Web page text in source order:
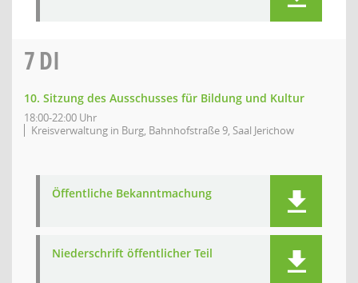
7DI
10. Sitzung des Ausschusses für Bildung und Kultur
18:00-22:00 Uhr
Kreisverwaltung in Burg, Bahnhofstraße 9, Saal Jerichow
Öffentliche Bekanntmachung
Niederschrift öffentlicher Teil